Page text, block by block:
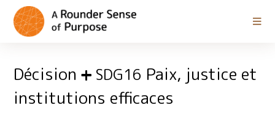
Décision SDG16 Paix, justice et
institutions efficaces